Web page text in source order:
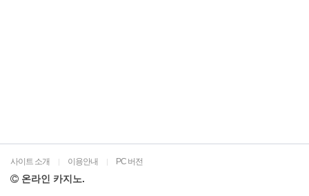
사이트 소개 | 이용안내 | PC 버전
온라인 카지노.